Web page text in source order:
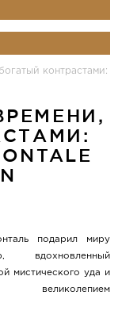
контрастами:
подарил миру
вдохновленный
мистического уда и
великолепием